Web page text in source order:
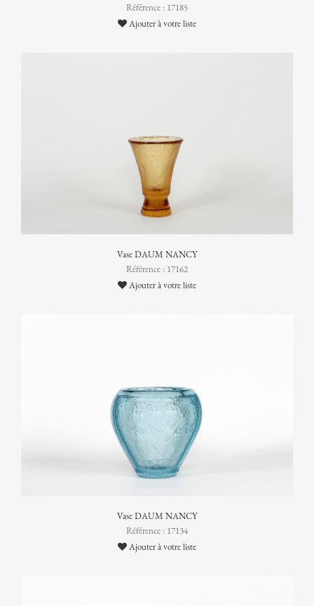
Référence : 17185
Ajouter à votre liste
Vase DAUM NANCY
Référence : 17162
Ajouter à votre liste
Vase DAUM NANCY
Référence : 17134
Ajouter à votre liste